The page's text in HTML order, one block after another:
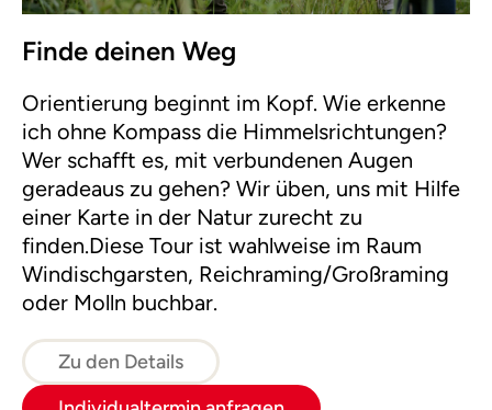
Finde deinen Weg
Orientierung beginnt im Kopf. Wie erkenne
ich ohne Kompass die Himmelsrichtungen?
Wer schafft es, mit verbundenen Augen
geradeaus zu gehen? Wir üben, uns mit Hilfe
einer Karte in der Natur zurecht zu
finden.Diese Tour ist wahlweise im Raum
Windischgarsten, Reichraming/Großraming
oder Molln buchbar.
Zu den Details